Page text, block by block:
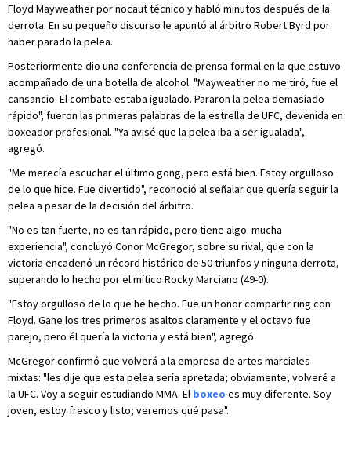
Floyd Mayweather por nocaut técnico y habló minutos después de la
derrota. En su pequeño discurso le apuntó al árbitro Robert Byrd por
haber parado la pelea.
Posteriormente dio una conferencia de prensa formal en la que estuvo
acompañado de una botella de alcohol. "Mayweather no me tiró, fue el
cansancio. El combate estaba igualado. Pararon la pelea demasiado
rápido", fueron las primeras palabras de la estrella de UFC, devenida en
boxeador profesional. "Ya avisé que la pelea iba a ser igualada",
agregó.
"Me merecía escuchar el último gong, pero está bien. Estoy orgulloso
de lo que hice. Fue divertido", reconoció al señalar que quería seguir la
pelea a pesar de la decisión del árbitro.
"No es tan fuerte, no es tan rápido, pero tiene algo: mucha
experiencia", concluyó Conor McGregor, sobre su rival, que con la
victoria encadenó un récord histórico de 50 triunfos y ninguna derrota,
superando lo hecho por el mítico Rocky Marciano (49-0).
"Estoy orgulloso de lo que he hecho. Fue un honor compartir ring con
Floyd. Gane los tres primeros asaltos claramente y el octavo fue
parejo, pero él quería la victoria y está bien", agregó.
McGregor confirmó que volverá a la empresa de artes marciales
mixtas: "les dije que esta pelea sería apretada; obviamente, volveré a
la UFC. Voy a seguir estudiando MMA. El boxeo es muy diferente. Soy
joven, estoy fresco y listo; veremos qué pasa".